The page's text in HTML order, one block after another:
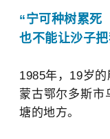
“宁可种树累死
也不能让沙子
1985年，19岁
蒙古鄂尔多斯市
塘的地方。